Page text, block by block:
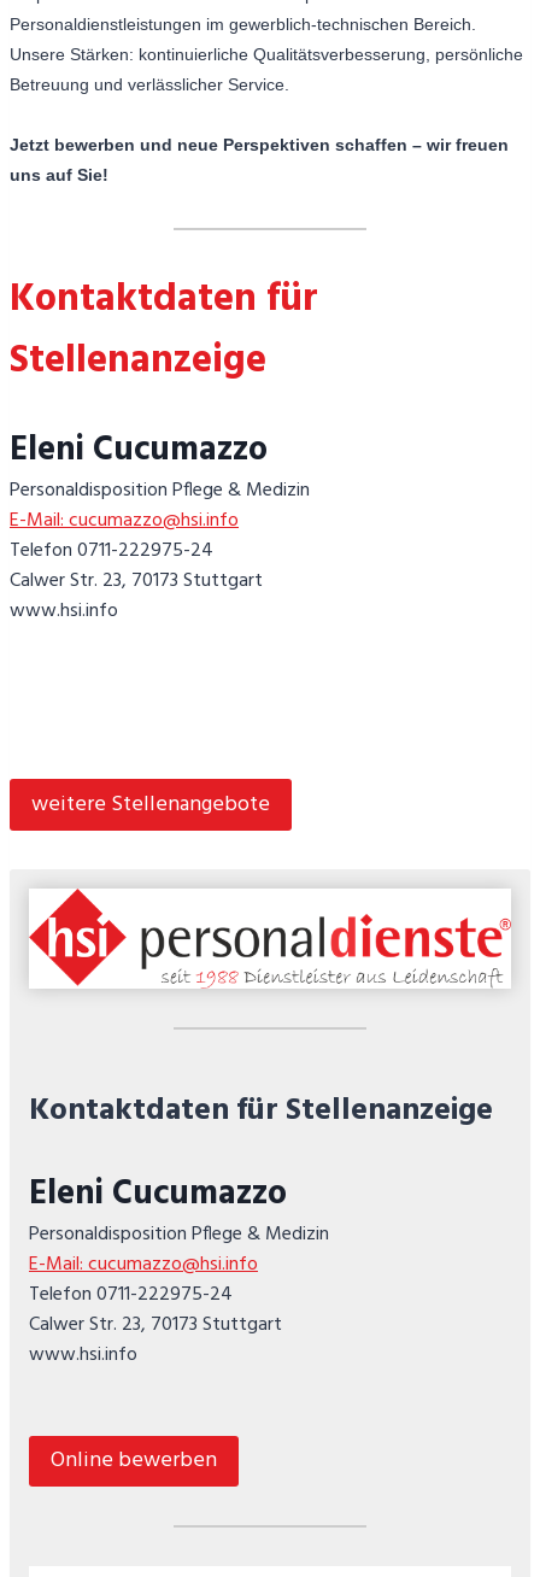
Personaldienstleistungen im gewerblich-technischen Bereich.
Unsere Stärken: kontinuierliche Qualitätsverbesserung, persönliche
Betreuung und verlässlicher Service.
Jetzt bewerben und neue Perspektiven schaffen – wir freuen
uns auf Sie!
Kontaktdaten für
Stellenanzeige
Eleni Cucumazzo
Personaldisposition Pflege & Medizin
E-Mail: cucumazzo@hsi.info
Telefon 0711-222975-24
Calwer Str. 23, 70173 Stuttgart
www.hsi.info
weitere Stellenangebote
Kontaktdaten für Stellenanzeige
Eleni Cucumazzo
Personaldisposition Pflege & Medizin
E-Mail: cucumazzo@hsi.info
Telefon 0711-222975-24
Calwer Str. 23, 70173 Stuttgart
www.hsi.info
Online bewerben